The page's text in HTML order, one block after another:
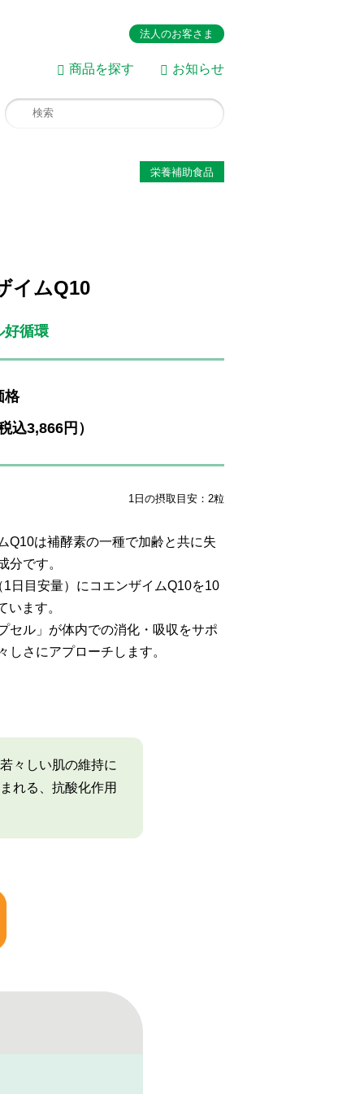
法人のお客さま
お知らせ
商品を探す
栄養補助食品
イムQ10
好循環
格
込3,866円）
1日の摂取目安：2粒
Q10は補酵素の一種で加齢と共に失
分です。
1日目安量）にコエンザイムQ10を10
います。
セル」が体内での消化・吸収をサポ
しさにアプローチします。
々しい肌の維持に
れる、抗酸化作用